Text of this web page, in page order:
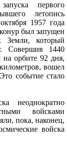
первого
летопись
1957 года
был запущен
Земли, который
Совершив 1440
на орбите 92 дня,
вошел
событие стало
неоднократно
войсками
пока, наконец,
войска